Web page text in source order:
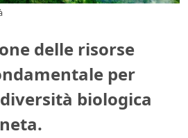
delle risorse
per
biologica